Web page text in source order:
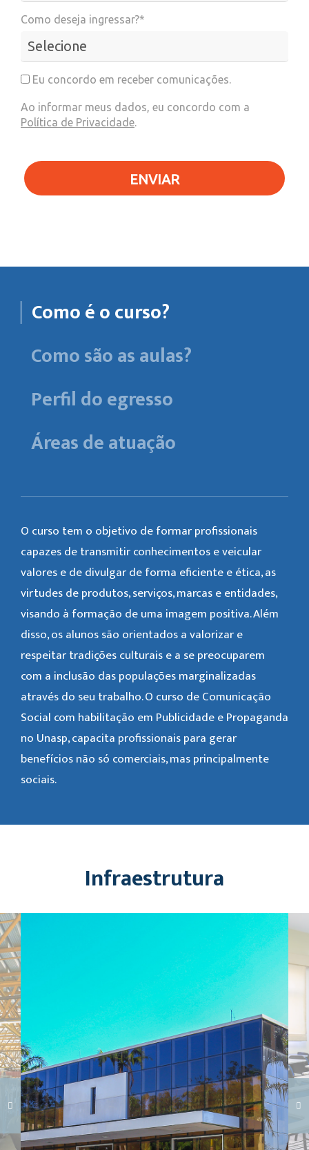
Como deseja ingressar?*
Eu concordo em receber comunicações.
Ao informar meus dados, eu concordo com a
Política de Privacidade.
ENVIAR
Como é o curso?
Como são as aulas?
Perfil do egresso
Áreas de atuação
O curso tem o objetivo de formar profissionais
capazes de transmitir conhecimentos e veicular
valores e de divulgar de forma eficiente e ética, as
virtudes de produtos, serviços, marcas e entidades,
visando à formação de uma imagem positiva. Além
disso, os alunos são orientados a valorizar e
respeitar tradições culturais e a se preocuparem
com a inclusão das populações marginalizadas
através do seu trabalho. O curso de Comunicação
Social com habilitação em Publicidade e Propaganda
no Unasp, capacita profissionais para gerar
benefícios não só comerciais, mas principalmente
sociais.
Infraestrutura
Carregando galeria...